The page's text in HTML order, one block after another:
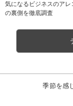
気になるビジネスのアレ
の裏側を徹底調査
季節を感